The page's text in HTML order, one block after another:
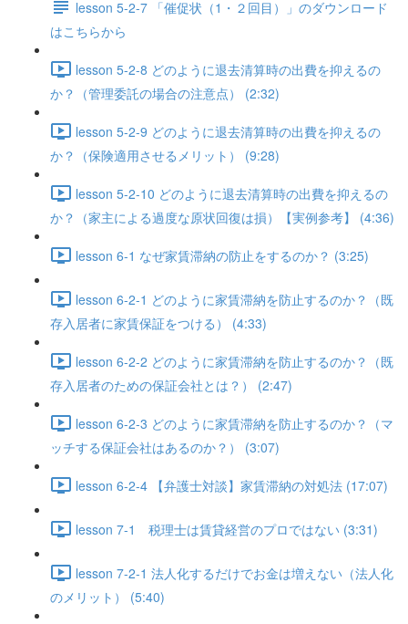
lesson 5-2-7 「催促状（1・２回目）」のダウンロード
はこちらから
lesson 5-2-8 どのように退去清算時の出費を抑えるの
か？（管理委託の場合の注意点） (2:32)
lesson 5-2-9 どのように退去清算時の出費を抑えるの
か？（保険適用させるメリット） (9:28)
lesson 5-2-10 どのように退去清算時の出費を抑えるの
か？（家主による過度な原状回復は損）【実例参考】 (4:36)
lesson 6-1 なぜ家賃滞納の防止をするのか？ (3:25)
lesson 6-2-1 どのように家賃滞納を防止するのか？（既
存入居者に家賃保証をつける） (4:33)
lesson 6-2-2 どのように家賃滞納を防止するのか？（既
存入居者のための保証会社とは？） (2:47)
lesson 6-2-3 どのように家賃滞納を防止するのか？（マ
ッチする保証会社はあるのか？） (3:07)
lesson 6-2-4 【弁護士対談】家賃滞納の対処法 (17:07)
lesson 7-1 税理士は賃貸経営のプロではない (3:31)
lesson 7-2-1 法人化するだけでお金は増えない（法人化
のメリット） (5:40)